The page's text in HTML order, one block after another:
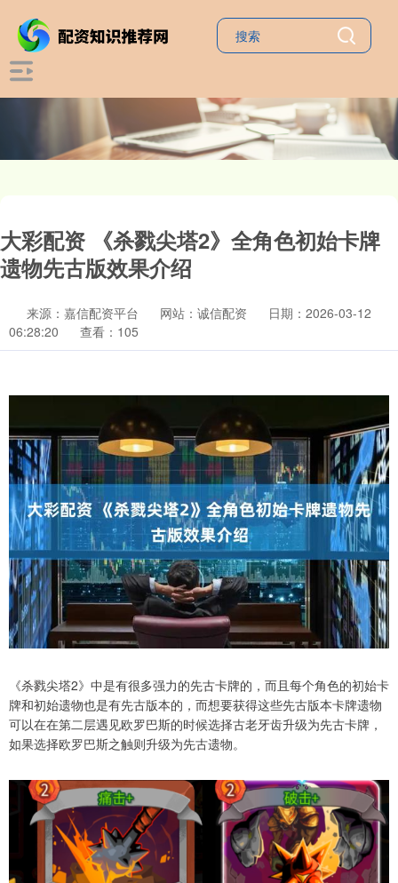
大彩配资 《杀戮尖塔2》全角色初始卡牌
遗物先古版效果介绍
来源：嘉信配资平台 网站：诚信配资
日期：2026-03-12
06:28:20
查看：105
《杀戮尖塔2》中是有很多强力的先古卡牌的，而且每个角色的初始卡
牌和初始遗物也是有先古版本的，而想要获得这些先古版本卡牌遗物
可以在在第二层遇见欧罗巴斯的时候选择古老牙齿升级为先古卡牌，
如果选择欧罗巴斯之触则升级为先古遗物。